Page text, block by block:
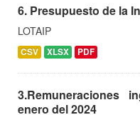
6. Presupuesto de la
LOTAIP
CSV XLSX PDF
3.Remuneraciones
enero del 2024